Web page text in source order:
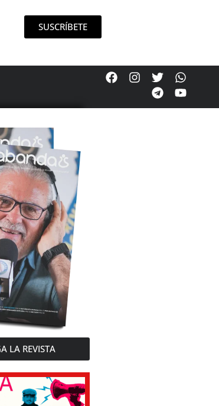
SUSCRÍBETE
LA REVISTA